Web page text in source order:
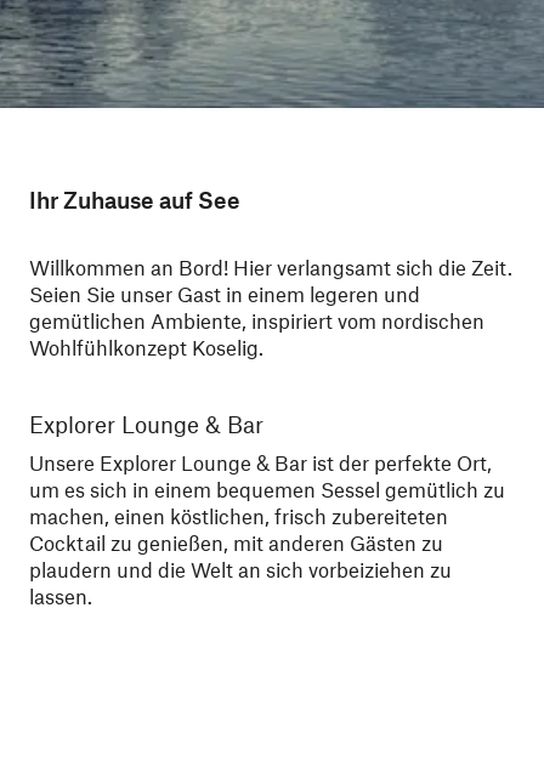
Ihr Zuhause auf See
Willkommen an Bord! Hier verlangsamt sich die Zeit.
Seien Sie unser Gast in einem legeren und
gemütlichen Ambiente, inspiriert vom nordischen
Wohlfühlkonzept Koselig.
Explorer Lounge & Bar
Unsere Explorer Lounge & Bar ist der perfekte Ort,
um es sich in einem bequemen Sessel gemütlich zu
machen, einen köstlichen, frisch zubereiteten
Cocktail zu genießen, mit anderen Gästen zu
plaudern und die Welt an sich vorbeiziehen zu
lassen.